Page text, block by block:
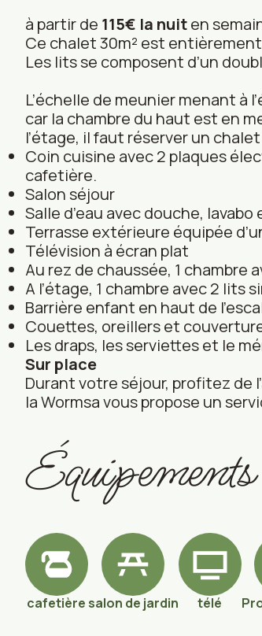
à partir de 115€ la nuiten
Ce chalet 30m² est
Les lits se composent d’un
L’échelle de meunier menant à
car la chambre du haut est en
l’étage, il faut réserver un
Coin cuisine avec 2 plaques
cafetière.
Salon séjour
Salle d’eau avec douche, lavabo
Terrasse extérieure équipée
Télévision à écran plat
Au rez de chaussée, 1 chambre
A l’étage, 1 chambre avec 2 lits
Barrière enfant en haut de
Couettes, oreillers et
Les draps, les serviettes et le
Sur place
Durant votre séjour, profitez de
la Wormsa vous propose un
Équipements
cafetière salon de jardin télé